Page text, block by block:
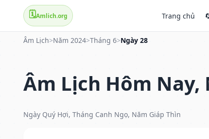
🗓️Amlich.org Trang chủ
Âm Lịch>Năm 2024>Tháng 6>Ngày 28
Âm Lịch Hôm Nay,
Ngày Quý Hợi, Tháng Canh Ngọ, Năm Giáp Thìn